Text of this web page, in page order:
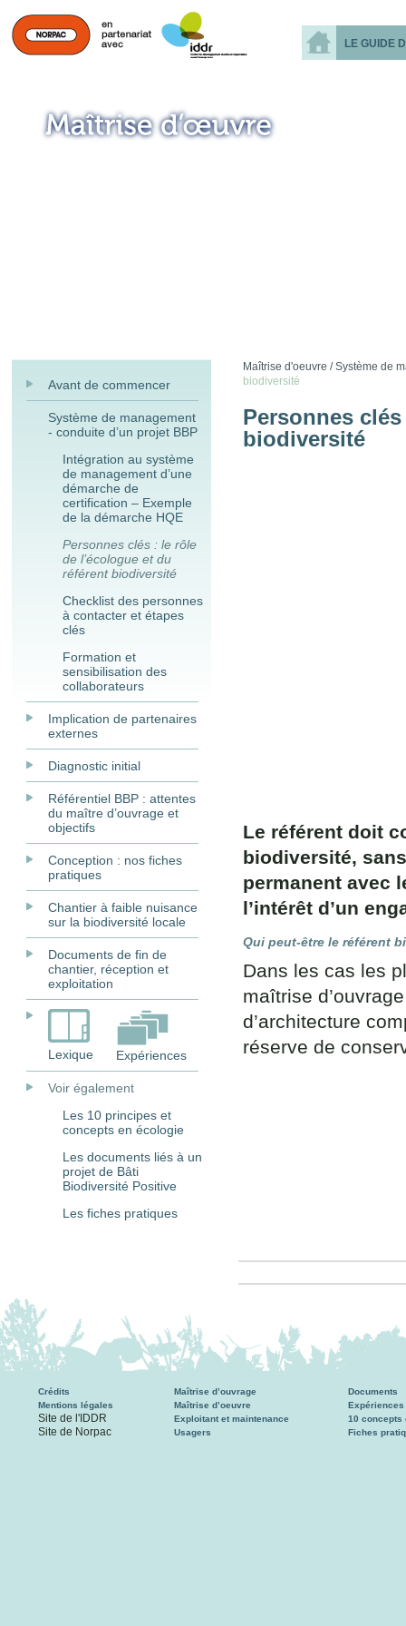
LE GUIDE
Avant de commencer
Système de management
- conduite d’un projet BBP
Intégration au système
de management d’une
démarche de
certification – Exemple
de la démarche HQE
Personnes clés : le rôle
de l’écologue et du
référent biodiversité
Checklist des personnes
à contacter et étapes
clés
Formation et
sensibilisation des
collaborateurs
Implication de partenaires
externes
Diagnostic initial
Référentiel BBP : attentes
du maître d’ouvrage et
objectifs
Conception : nos fiches
pratiques
Chantier à faible nuisance
sur la biodiversité locale
Documents de fin de
chantier, réception et
exploitation
Lexique Expériences
Voir également
Les 10 principes et
concepts en écologie
Les documents liés à un
projet de Bâti
Biodiversité Positive
Les fiches pratiques
Maîtrise d'oeuvre /Système de
biodiversité
Personnes
biodiversité
Le référent doit
biodiversité,
permanent avec
l’intérêt d’un
Qui peut-être le référent
Dans les cas les
maîtrise
d’architecture
réserve de
Crédits
Mentions légales
Site de l'IDDR
Site de Norpac
Maîtrise d’ouvrage
Maîtrise d’oeuvre
Exploitant et maintenance
Usagers
Documents
Expériences
10 concepts
Fiches